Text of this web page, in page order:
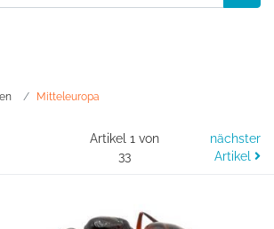
Mitteleuropa
Artikel 1 von
33
nächster
Artikel